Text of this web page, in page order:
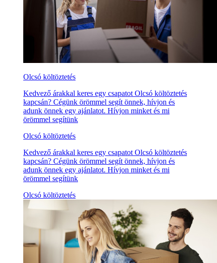
Olcsó költöztetés
Kedvező árakkal keres egy csapatot Olcsó költöztetés
kapcsán? Cégünk örömmel segít önnek, hívjon és
adunk önnek egy ajánlatot. Hívjon minket és mi
örömmel segítünk
Olcsó költöztetés
Kedvező árakkal keres egy csapatot Olcsó költöztetés
kapcsán? Cégünk örömmel segít önnek, hívjon és
adunk önnek egy ajánlatot. Hívjon minket és mi
örömmel segítünk
Olcsó költöztetés